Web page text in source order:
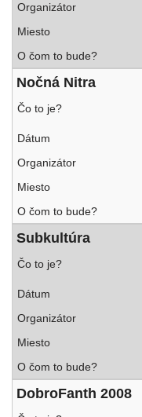
Nočná Nitra
Subkultúra
DobroFanth 2008